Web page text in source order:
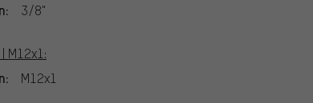
3/8"
M12x1:
M12x1